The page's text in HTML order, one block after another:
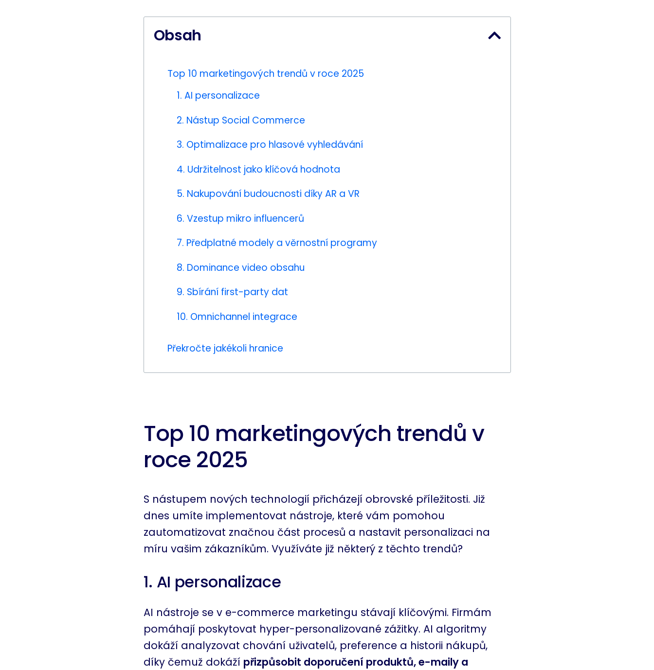
Obsah
Top 10 marketingových trendů v roce 2025
1. AI personalizace
2. Nástup Social Commerce
3. Optimalizace pro hlasové vyhledávání
4. Udržitelnost jako klíčová hodnota
5. Nakupování budoucnosti díky AR a VR
6. Vzestup mikro influencerů
7. Předplatné modely a věrnostní programy
8. Dominance video obsahu
9. Sbírání first-party dat
10. Omnichannel integrace
Překročte jakékoli hranice
Top 10 marketingových trendů v
roce 2025
S nástupem nových technologií přicházejí obrovské příležitosti. Již
dnes umíte implementovat nástroje, které vám pomohou
zautomatizovat značnou část procesů a nastavit personalizaci na
míru vašim zákazníkům. Využíváte již některý z těchto trendů?
1. AI personalizace
AI nástroje se v e-commerce marketingu stávají klíčovými. Firmám
pomáhají poskytovat hyper-personalizované zážitky. AI algoritmy
dokáží analyzovat chování uživatelů, preference a historii nákupů,
díky čemuž dokáží přizpůsobit doporučení produktů, e-maily a